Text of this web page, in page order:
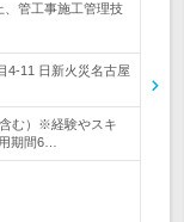
、管工事施工管理技
4‐11 日新火災名古屋
む）※経験やスキ
期間6…